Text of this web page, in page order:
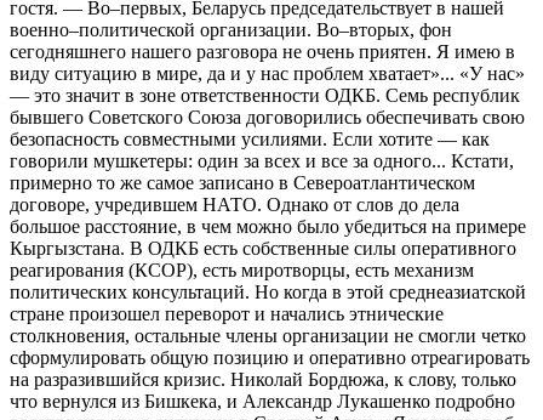
гостя. — Во–первых, Беларусь председательствует в нашей
военно–политической организации. Во–вторых, фон
сегодняшнего нашего разговора не очень приятен. Я имею в
виду ситуацию в мире, да и у нас проблем хватает»... «У нас»
— это значит в зоне ответственности ОДКБ. Семь республик
бывшего Советского Союза договорились обеспечивать свою
безопасность совместными усилиями. Если хотите — как
говорили мушкетеры: один за всех и все за одного... Кстати,
примерно то же самое записано в Североатлантическом
договоре, учредившем НАТО. Однако от слов до дела
большое расстояние, в чем можно было убедиться на примере
Кыргызстана. В ОДКБ есть собственные силы оперативного
реагирования (КСОР), есть миротворцы, есть механизм
политических консультаций. Но когда в этой среднеазиатской
стране произошел переворот и начались этнические
столкновения, остальные члены организации не смогли четко
сформулировать общую позицию и оперативно отреагировать
на разразившийся кризис. Николай Бордюжа, к слову, только
что вернулся из Бишкека, и Александр Лукашенко подробно